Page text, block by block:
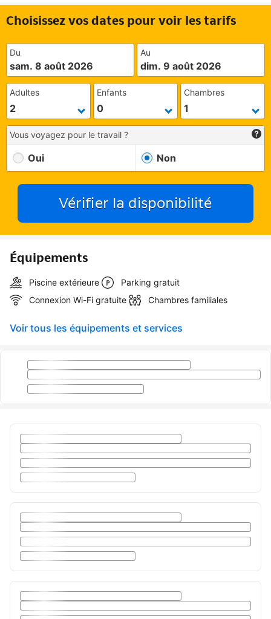
Choisissez vos dates pour voir les tarifs
Du
sam. 8 août 2026
Au
dim. 9 août 2026
Adultes Enfants Chambres
Vous voyagez pour le travail ?
Oui Non
Vérifier la disponibilité
Équipements
Piscine extérieure
Parking gratuit
Connexion Wi-Fi gratuite
Chambres familiales
Voir tous les équipements et services